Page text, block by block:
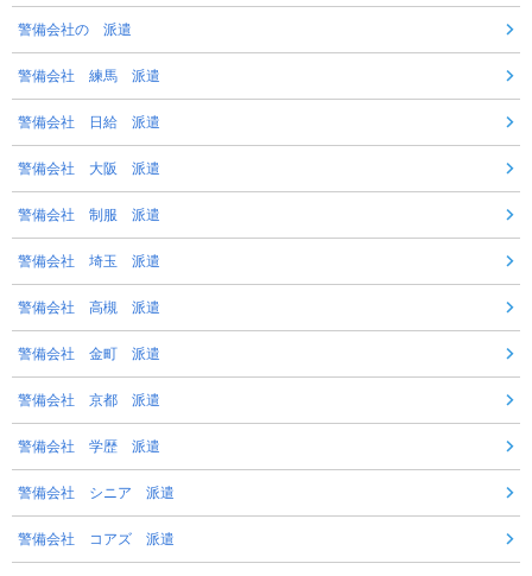
警備会社の 派遣
警備会社 練馬 派遣
警備会社 日給 派遣
警備会社 大阪 派遣
警備会社 制服 派遣
警備会社 埼玉 派遣
警備会社 高槻 派遣
警備会社 金町 派遣
警備会社 京都 派遣
警備会社 学歴 派遣
警備会社 シニア 派遣
警備会社 コアズ 派遣